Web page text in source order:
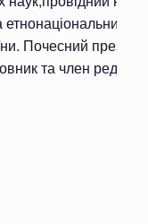
етнонаціональних
Почесний
та член